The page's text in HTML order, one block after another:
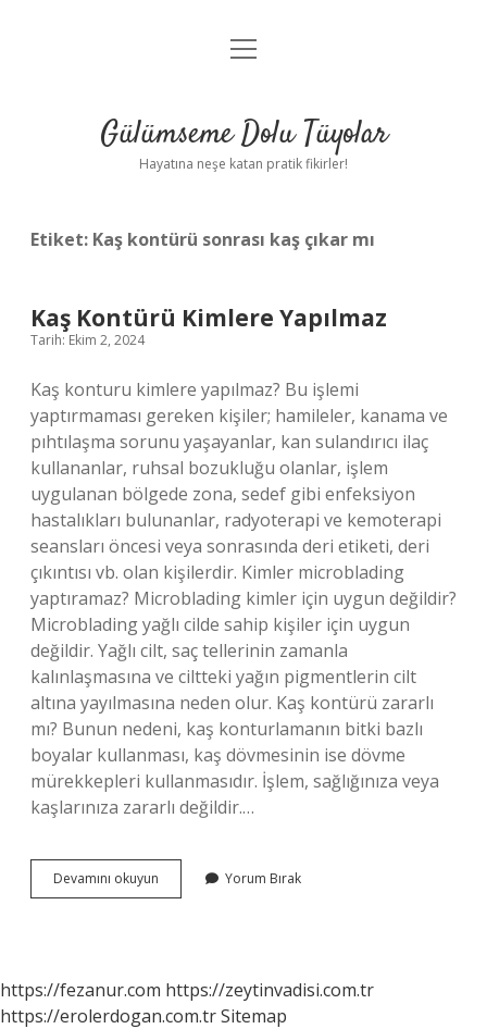
Anasayfa
Yasal Uyarı
menüyü
Gülümseme Dolu Tüyolar
Hayatına neşe katan pratik fikirler!
Etiket: Kaş kontürü sonrası kaş çıkar mı
Kaş Kontürü Kimlere Yapılmaz
Tarih: Ekim 2, 2024
Kaş konturu kimlere yapılmaz? Bu işlemi
yaptırmaması gereken kişiler; hamileler, kanama ve
pıhtılaşma sorunu yaşayanlar, kan sulandırıcı ilaç
kullananlar, ruhsal bozukluğu olanlar, işlem
uygulanan bölgede zona, sedef gibi enfeksiyon
hastalıkları bulunanlar, radyoterapi ve kemoterapi
seansları öncesi veya sonrasında deri etiketi, deri
çıkıntısı vb. olan kişilerdir. Kimler microblading
yaptıramaz? Microblading kimler için uygun değildir?
Microblading yağlı cilde sahip kişiler için uygun
değildir. Yağlı cilt, saç tellerinin zamanla
kalınlaşmasına ve ciltteki yağın pigmentlerin cilt
altına yayılmasına neden olur. Kaş kontürü zararlı
mı? Bunun nedeni, kaş konturlamanın bitki bazlı
boyalar kullanması, kaş dövmesinin ise dövme
mürekkepleri kullanmasıdır. İşlem, sağlığınıza veya
kaşlarınıza zararlı değildir.…
Devamını okuyun
Kontürü
Yorum Bırak
https://fezanur.com https://zeytinvadisi.com.tr
https://erolerdogan.com.trSitemap